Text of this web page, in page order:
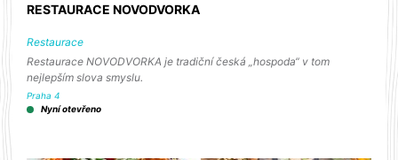
RESTAURACE NOVODVORKA
Restaurace
Restaurace NOVODVORKA je tradiční česká „hospoda“ v tom
nejlepším slova smyslu.
Praha 4
Nyní otevřeno